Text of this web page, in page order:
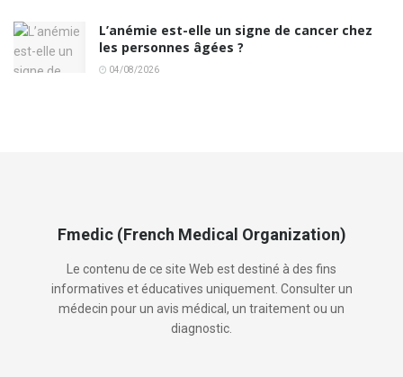
L’anémie est-elle un signe de cancer chez
les personnes âgées ?
04/08/2026
Fmedic (French Medical Organization)
Le contenu de ce site Web est destiné à des fins
informatives et éducatives uniquement. Consulter un
médecin pour un avis médical, un traitement ou un
diagnostic.